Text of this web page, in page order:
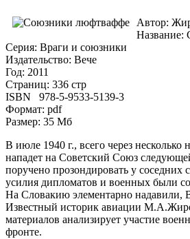
Автор:
Название:
Серия: Враги и союзники
Издательство: Вече
Год: 2011
Страниц: 336 стр
ISBN 978-5-9533-5139-3
Формат: pdf
Размер: 35 Мб
В июле 1940 г., всего через
нападет на Советский Союз
поручено прозондировать у соседних
усилия дипломатов и военных были
На Словакию элементарно надавили,
Известный историк авиации
материалов анализирует участие
фронте.